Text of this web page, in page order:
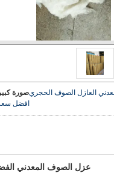
صورةالعازل الصوف الحجري
افضل
عزل الصوف المعدني